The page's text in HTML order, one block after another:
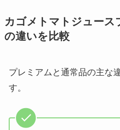
カゴメトマトジュース
の違いを比較
プレミアムと通常品の主な
す。